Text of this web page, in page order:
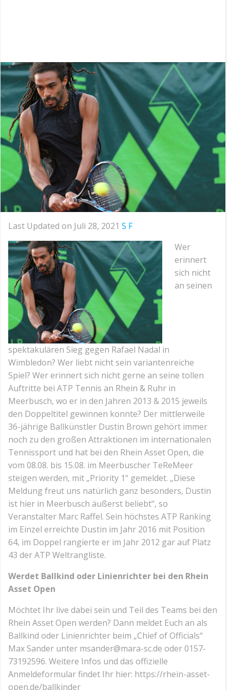
Last Updated on Juli 28, 2021 S F
Wer
erinnert
sich nicht
an seinen
spektakulären Sieg gegen Rafael Nadal in
Wimbledon? Wer liebt nicht sein variantenreiche
Spiel? Wer erinnert sich nicht gerne an seine tollen
Auftritte bei ATP Tennis an Rhein & Ruhr in
Meerbusch, wo er in den Jahren 2013 & 2015 jeweils
den Doppeltitel gewinnen konnte? Der mittlerweile
36-jährige Ballkünstler Dustin Brown gehört immer
noch zu den großen Attraktionen im internationalen
Tennissport und hat bei den Rhein Asset Open, die
vom 08.08. bis 15.08. im Meerbuscher TeReMeer
steigen werden, mit „Priority 1“ gemeldet. „Diese
Meldung freut uns natürlich ganz besonders, Dustin
ist hier in Meerbusch äußerst beliebt“, so
Veranstalter Marc Raffel. Sein höchstes ATP Ranking
im Einzel erreichte Dustin im Jahr 2016 mit Position
64, im Doppel rangierte er im Jahr 2012 gar auf Platz
43 der ATP Weltrangliste.
Werdet Ballkind oder Linienrichter bei den Rhein
Asset Open
Möchtet Ihr live dabei sein und Teil des Teams bei den
Rhein Asset Open werden? Dann meldet Euch an als
Ballkind oder Linienrichter beim „Chief of Officials“
Max Sander unter msander@mara-sc.de oder 0157-
73192596. Weitere Infos und das offizielle
Anmeldeformular findet Ihr hier: https://rhein-asset-
open.de/ballkinder